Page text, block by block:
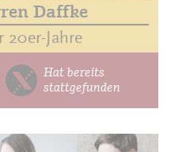
Daffke
20er-Jahre
Hat bereits
stattgefunden